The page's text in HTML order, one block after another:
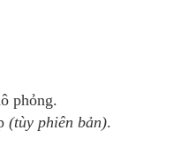
phỏng.
(tùy phiên bản).